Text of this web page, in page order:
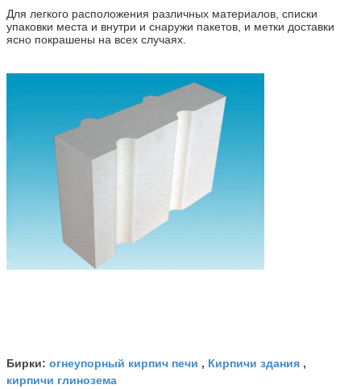
Для легкого расположения различных материалов, списки
упаковки места и внутри и снаружи пакетов, и метки доставки
ясно покрашены на всех случаях.
Бирки: огнеупорный кирпич печи , Кирпичи здания ,
кирпичи глинозема